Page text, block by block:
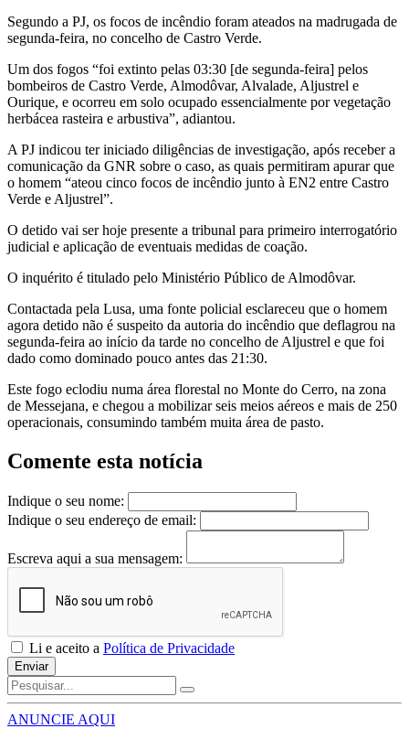
Segundo a PJ, os focos de incêndio foram ateados na madrugada de
segunda-feira, no concelho de Castro Verde.
Um dos fogos “foi extinto pelas 03:30 [de segunda-feira] pelos
bombeiros de Castro Verde, Almodôvar, Alvalade, Aljustrel e
Ourique, e ocorreu em solo ocupado essencialmente por vegetação
herbácea rasteira e arbustiva”, adiantou.
A PJ indicou ter iniciado diligências de investigação, após receber a
comunicação da GNR sobre o caso, as quais permitiram apurar que
o homem “ateou cinco focos de incêndio junto à EN2 entre Castro
Verde e Aljustrel”.
O detido vai ser hoje presente a tribunal para primeiro interrogatório
judicial e aplicação de eventuais medidas de coação.
O inquérito é titulado pelo Ministério Público de Almodôvar.
Contactada pela Lusa, uma fonte policial esclareceu que o homem
agora detido não é suspeito da autoria do incêndio que deflagrou na
segunda-feira ao início da tarde no concelho de Aljustrel e que foi
dado como dominado pouco antes das 21:30.
Este fogo eclodiu numa área florestal no Monte do Cerro, na zona
de Messejana, e chegou a mobilizar seis meios aéreos e mais de 250
operacionais, consumindo também muita área de pasto.
Comente esta notícia
Indique o seu nome:
Indique o seu endereço de email:
Escreva aqui a sua mensagem:
Li e aceito a Política de Privacidade
Enviar
ANUNCIE AQUI